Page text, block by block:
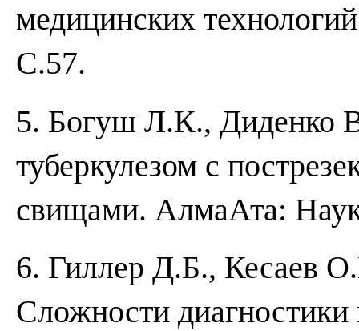
медицинских
С.57.
5. Богуш Л.К., Диденко
туберкулезом с
свищами. Алма­Ата:
6. Гиллер Д.Б., Кесаев
Сложности диагностики